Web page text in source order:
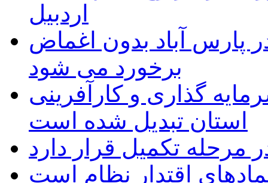
اردبیل
پارس آباد بدون اغماض
برخورد می شود
گذاری و کارآفرینی
استان تبدیل شده است
مرحله تکمیل قرار دارد
اقتدار نظام است